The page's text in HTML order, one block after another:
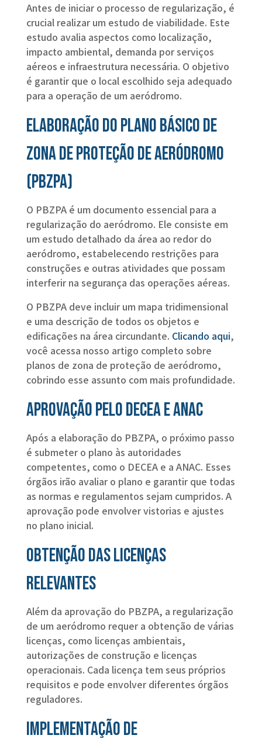
Antes de iniciar o processo de regularização, é
crucial realizar um estudo de viabilidade. Este
estudo avalia aspectos como localização,
impacto ambiental, demanda por serviços
aéreos e infraestrutura necessária. O objetivo
é garantir que o local escolhido seja adequado
para a operação de um aeródromo.
Elaboração do Plano Básico de
Zona de Proteção de Aeródromo
(PBZPA)
O PBZPA é um documento essencial para a
regularização do aeródromo. Ele consiste em
um estudo detalhado da área ao redor do
aeródromo, estabelecendo restrições para
construções e outras atividades que possam
interferir na segurança das operações aéreas.
O PBZPA deve incluir um mapa tridimensional
e uma descrição de todos os objetos e
edificações na área circundante. Clicando aqui,
você acessa nosso artigo completo sobre
planos de zona de proteção de aeródromo,
cobrindo esse assunto com mais profundidade.
Aprovação pelo DECEA e ANAC
Após a elaboração do PBZPA, o próximo passo
é submeter o plano às autoridades
competentes, como o DECEA e a ANAC. Esses
órgãos irão avaliar o plano e garantir que todas
as normas e regulamentos sejam cumpridos. A
aprovação pode envolver vistorias e ajustes
no plano inicial.
Obtenção das licenças
relevantes
Além da aprovação do PBZPA, a regularização
de um aeródromo requer a obtenção de várias
licenças, como licenças ambientais,
autorizações de construção e licenças
operacionais. Cada licença tem seus próprios
requisitos e pode envolver diferentes órgãos
reguladores.
Implementação de